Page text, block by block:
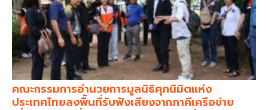
คณะกรรมการอำนวยการมูลนิธิศุภนิมิตแห่ง
ประเทศไทยลงพื้นที่รับฟังเสียงจากภาคีเครือข่าย